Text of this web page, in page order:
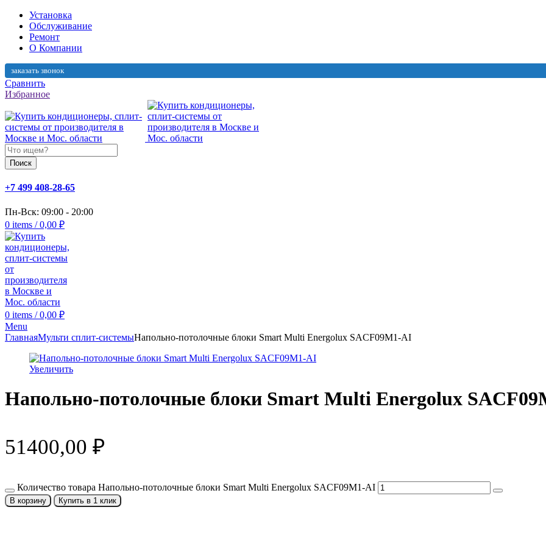
Установка
Обслуживание
Ремонт
О Компании
заказать звонок
Сравнить
Избранное
Поиск
+7 499 408-28-65
Пн-Вск: 09:00 - 20:00
0 items / 0,00 ₽
0 items / 0,00 ₽
Menu
ГлавнаяМульти сплит-системыНапольно-потолочные блоки Smart Multi Energolux SACF09M1-AI
Увеличить
Напольно-потолочные блоки Smart Multi Energolux
51400,00 ₽
Количество товара Напольно-потолочные блоки Smart Multi Energolux SACF09M1-AI
В корзину Купить в 1 клик